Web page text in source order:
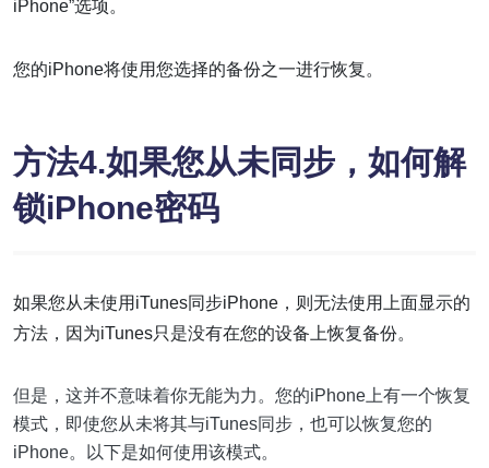
iPhone”选项。
您的iPhone将使用您选择的备份之一进行恢复。
方法4.如果您从未同步，如何解
锁iPhone密码
如果您从未使用iTunes同步iPhone，则无法使用上面显示的
方法，因为iTunes只是没有在您的设备上恢复备份。
但是，这并不意味着你无能为力。您的iPhone上有一个恢复
模式，即使您从未将其与iTunes同步，也可以恢复您的
iPhone。以下是如何使用该模式。